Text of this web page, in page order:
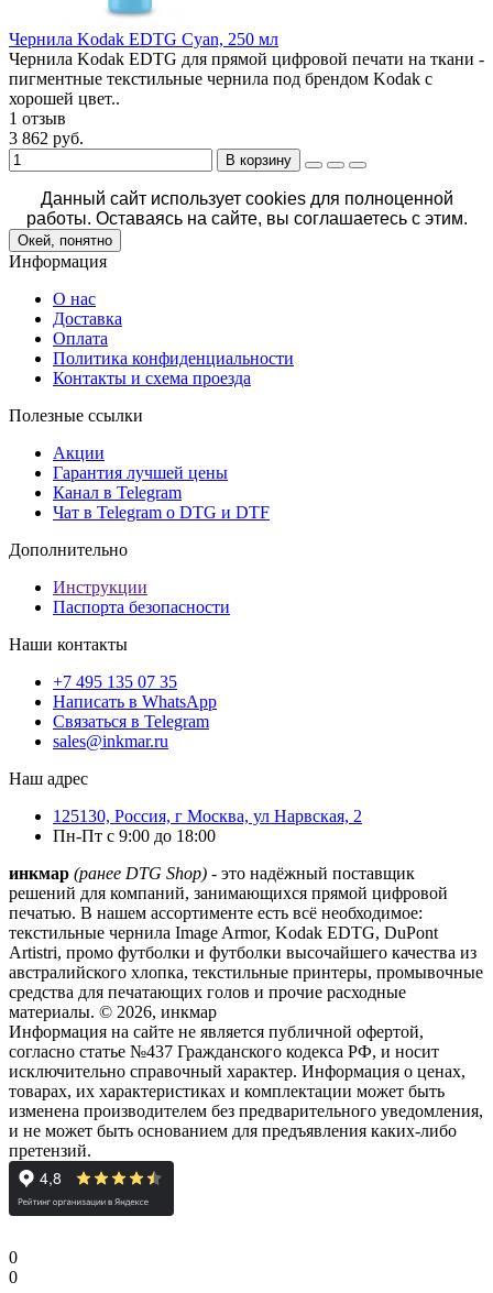
Чернила Kodak EDTG Cyan, 250 мл
Чернила Kodak EDTG для прямой цифровой печати на ткани -
пигментные текстильные чернила под брендом Kodak с
хорошей цвет..
1 отзыв
3 862 руб.
В корзину
Данный сайт использует cookies для полноценной
работы. Оставаясь на сайте, вы соглашаетесь с этим.
Окей, понятно
Информация
О нас
Доставка
Оплата
Политика конфиденциальности
Контакты и схема проезда
Полезные ссылки
Акции
Гарантия лучшей цены
Канал в Telegram
Чат в Telegram о DTG и DTF
Дополнительно
Инструкции
Паспорта безопасности
Наши контакты
+7 495 135 07 35
Написать в WhatsApp
Связаться в Telegram
sales@inkmar.ru
Наш адрес
125130, Россия, г Москва, ул Нарвская, 2
Пн-Пт с 9:00 до 18:00
инкмар (ранее DTG Shop) - это надёжный поставщик
решений для компаний, занимающихся прямой цифровой
печатью. В нашем ассортименте есть всё необходимое:
текстильные чернила Image Armor, Kodak EDTG, DuPont
Artistri, промо футболки и футболки высочайшего качества из
австралийского хлопка, текстильные принтеры, промывочные
средства для печатающих голов и прочие расходные
материалы. © 2026, инкмар
Информация на сайте не является публичной офертой,
согласно статье №437 Гражданского кодекса РФ, и носит
исключительно справочный характер. Информация о ценах,
товарах, их характеристиках и комплектации может быть
изменена производителем без предварительного уведомления,
и не может быть основанием для предъявления каких-либо
претензий.
0
0